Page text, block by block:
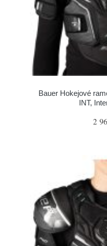
Bauer Hokejové
INT,
2